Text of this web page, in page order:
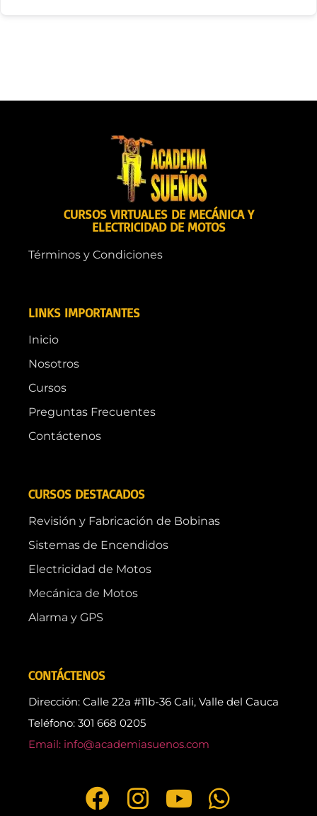
CURSOS VIRTUALES DE MECÁNICA Y
ELECTRICIDAD DE MOTOS
Términos y Condiciones
LINKS IMPORTANTES
Inicio
Nosotros
Cursos
Preguntas Frecuentes
Contáctenos
CURSOS DESTACADOS
Revisión y Fabricación de Bobinas
Sistemas de Encendidos
Electricidad de Motos
Mecánica de Motos
Alarma y GPS
CONTÁCTENOS
Dirección: Calle 22a #11b-36 Cali, Valle del Cauca
Teléfono: 301 668 0205
Email: info@academiasuenos.com